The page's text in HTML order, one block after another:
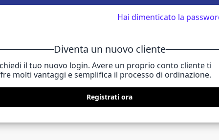
Hai dimenticato la
Diventa un nuovo cliente
il tuo nuovo login. Avere un proprio conto cliente ti
molti vantaggi e semplifica il processo di ordinazione.
Registrati ora